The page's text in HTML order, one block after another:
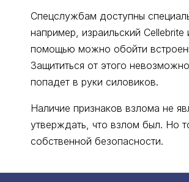
Спецслужбам доступны
например, израильский
помощью можно обойти
Защититься от этого
попадет в руки силовиков.
Наличие признаков взлома не
утверждать, что взлом был. Но
собственной безопасности.